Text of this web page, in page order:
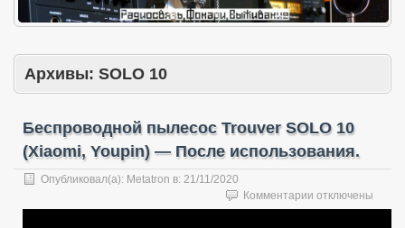
Архивы: SOLO 10
Беспроводной пылесос Trouver SOLO 10
(Xiaomi, Youpin) — После использования.
Опубликовал(а): Metatron в: 21/11/2020
Комментарии к
записи
отключены